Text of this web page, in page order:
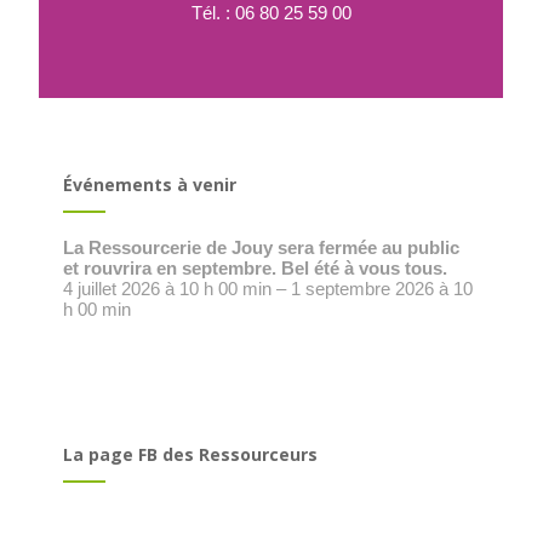
Tél. : 06 80 25 59 00
Événements à venir
La Ressourcerie de Jouy sera fermée au public
et rouvrira en septembre. Bel été à vous tous.
4 juillet 2026 à 10 h 00 min – 1 septembre 2026 à 10
h 00 min
La page FB des Ressourceurs